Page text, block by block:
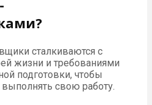
сталкиваются с
жизни и требованиями
подготовки, чтобы
свою работу.